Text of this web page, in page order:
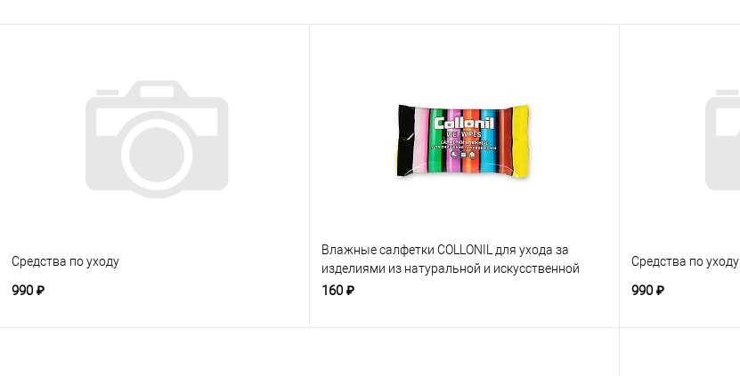
Средства по уходу
990 ₽
Влажные салфетки COLLONIL для ухода за
изделиями из натуральной и искусственной
лаковой кожи, бесцветные
160 ₽
Средства по уходу
990 ₽